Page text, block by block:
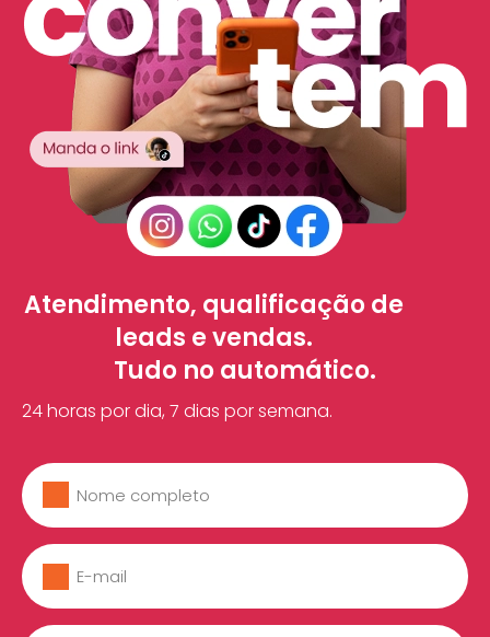
Atendimento, qualificação de
leads e vendas.
Tudo no automático.
24 horas por dia, 7 dias por semana.